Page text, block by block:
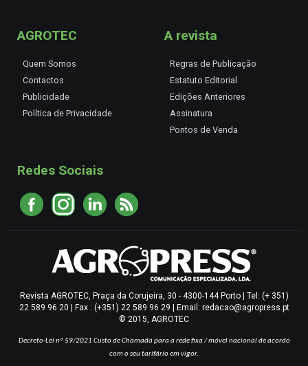
AGROTEC
Quem Somos
Contactos
Publicidade
Política de Privacidade
A revista
Regras de Publicação
Estatuto Editorial
Edições Anteriores
Assinatura
Pontos de Venda
Redes Sociais
Revista AGROTEC, Praça da Corujeira, 30 - 4300-144 Porto | Tel: (+ 351)
22 589 96 20 | Fax : (+351) 22 589 96 29 | Email: redacao@agropress.pt
© 2015, AGROTEC
Decreto-Lei nº 59/2021 Custo de Chamada para a rede fixa / móvel nacional de acordo
com o seu tarifário em vigor.